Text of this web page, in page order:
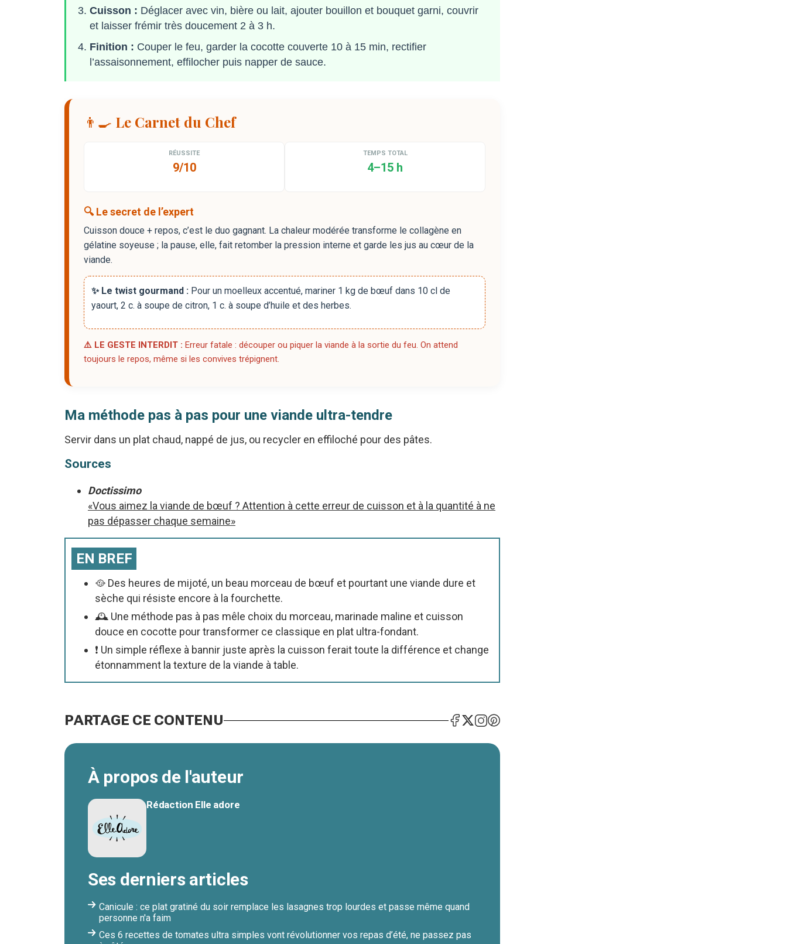
Cuisson : Déglacer avec vin, bière ou lait, ajouter bouillon et bouquet garni, couvrir
et laisser frémir très doucement 2 à 3 h.
Finition : Couper le feu, garder la cocotte couverte 10 à 15 min, rectifier
l’assaisonnement, effilocher puis napper de sauce.
👨‍🍳 Le Carnet du Chef
RÉUSSITE
9/10
TEMPS TOTAL
4–15 h
🔍 Le secret de l’expert
Cuisson douce + repos, c’est le duo gagnant. La chaleur modérée transforme le collagène en
gélatine soyeuse ; la pause, elle, fait retomber la pression interne et garde les jus au cœur de la
viande.
✨ Le twist gourmand : Pour un moelleux accentué, mariner 1 kg de bœuf dans 10 cl de
yaourt, 2 c. à soupe de citron, 1 c. à soupe d’huile et des herbes.
⚠️ LE GESTE INTERDIT : Erreur fatale : découper ou piquer la viande à la sortie du feu. On attend
toujours le repos, même si les convives trépignent.
Ma méthode pas à pas pour une viande ultra-tendre
Servir dans un plat chaud, nappé de jus, ou recycler en effiloché pour des pâtes.
Sources
Doctissimo
«Vous aimez la viande de bœuf ? Attention à cette erreur de cuisson et à la quantité à ne
pas dépasser chaque semaine»
EN BREF
🥘 Des heures de mijoté, un beau morceau de bœuf et pourtant une viande dure et
sèche qui résiste encore à la fourchette.
🕰️ Une méthode pas à pas mêle choix du morceau, marinade maline et cuisson
douce en cocotte pour transformer ce classique en plat ultra-fondant.
❗ Un simple réflexe à bannir juste après la cuisson ferait toute la différence et change
étonnamment la texture de la viande à table.
PARTAGE CE CONTENU
À propos de l'auteur
Rédaction Elle adore
Ses derniers articles
Canicule : ce plat gratiné du soir remplace les lasagnes trop lourdes et passe même quand
personne n'a faim
Ces 6 recettes de tomates ultra simples vont révolutionner vos repas d’été, ne passez pas